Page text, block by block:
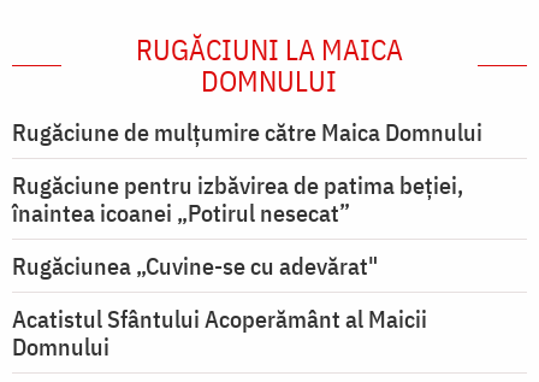
RUGĂCIUNI LA MAICA
DOMNULUI
Rugăciune de mulţumire către Maica Domnului
Rugăciune pentru izbăvirea de patima beției,
înaintea icoanei „Potirul nesecat”
Rugăciunea „Cuvine-se cu adevărat"
Acatistul Sfântului Acoperământ al Maicii
Domnului